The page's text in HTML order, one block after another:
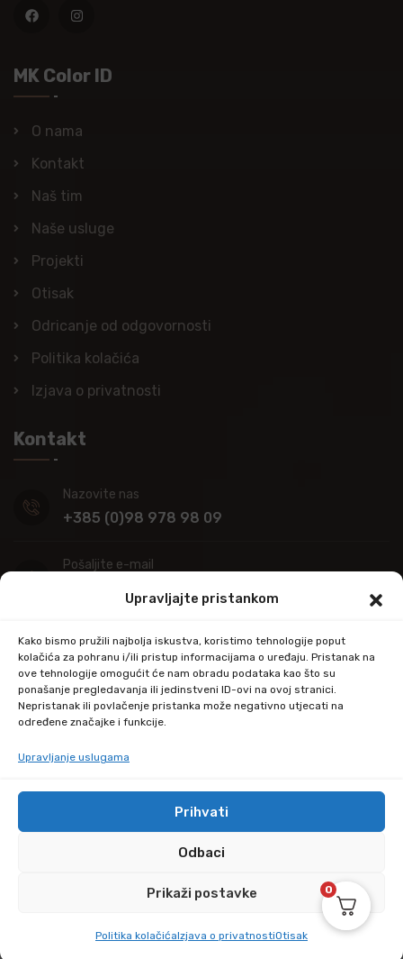
Upravljajte pristankom
Kako bismo pružili najbolja iskustva, koristimo tehnologije poput
kolačića za pohranu i/ili pristup informacijama o uređaju. Pristanak na
ove tehnologije omogućit će nam obradu podataka kao što su
ponašanje pregledavanja ili jedinstveni ID-ovi na ovoj stranici.
Nepristanak ili povlačenje pristanka može negativno utjecati na
određene značajke i funkcije.
Upravljanje uslugama
Prihvati
Odbaci
Prikaži postavke
Politika kolačićaIzjava o privatnostiOtisak
MK Color ID
O nama
Kontakt
Naš tim
Naše usluge
Projekti
Otisak
Odricanje od odgovornosti
Politika kolačića
Izjava o privatnosti
Kontakt
Nazovite nas
+385 (0)98 978 98 09
Pošaljite e-mail
Adresa
Industrijska ulica 39,
34000 Požega
© Copyright 2024 by kupitapetu.com
0